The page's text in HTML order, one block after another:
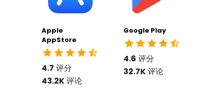
Apple
AppStore
4.7 评分
43.2K评论
Google Play
4.6 评分
32.7K评论